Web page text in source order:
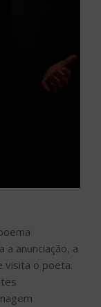
anunciação, a
visita o poeta.